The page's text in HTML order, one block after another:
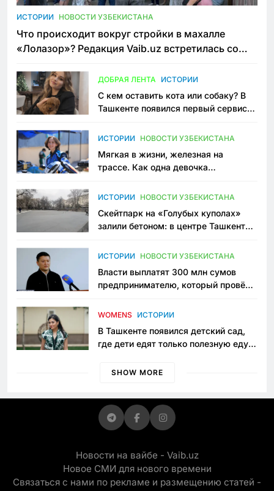
ИСТОРИИ НОВОСТИ УЗБЕКИСТАНА
Что происходит вокруг стройки в махалле
«Лолазор»? Редакция Vaib.uz встретилась со
ДОБРАЯ ЛЕНТА ИСТОРИИ
С кем оставить кота или собаку? В
Ташкенте появился первый сервис
ИСТОРИИ НОВОСТИ УЗБЕКИСТАНА
Мягкая в жизни, железная на
трассе. Как одна девочка
Узбекистане
ИСТОРИИ НОВОСТИ УЗБЕКИСТАНА
Скейтпарк на «Голубых куполах»
залили бетоном: в центре Ташкента
пространство
ИСТОРИИ НОВОСТИ УЗБЕКИСТАНА
Власти выплатят 300 млн сумов
предпринимателю, который провёл
приговору
WOMENS ИСТОРИИ
В Ташкенте появился детский сад,
где дети едят только полезную еду.
просить «кашу без сахара»
SHOW MORE
Новости на вайбе - Vaib.uz
Новое СМИ для нового времени
Связаться с нами по рекламе и размещению статей -